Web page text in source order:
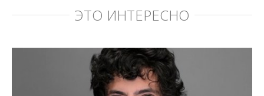
ЭТО ИНТЕРЕСНО